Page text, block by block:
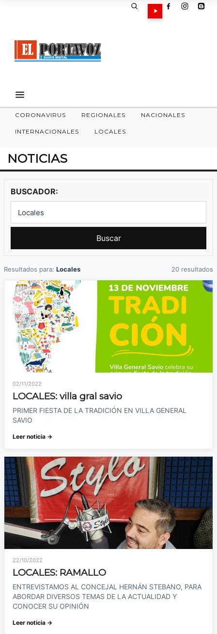
CORONAVIRUS REGIONALES NACIONALES
INTERNACIONALES LOCALES
NOTICIAS
BUSCADOR:
Buscar
Resultados para: Locales 20 resultados
02/11/2022
LOCALES: villa gral savio
PRIMER FIESTA DE LA TRADICIÓN EN VILLA GENERAL
SAVIO
Leer noticia →
22/10/2022
LOCALES: RAMALLO
ENTREVISTAMOS AL CONCEJAL HERNÁN STEBANO, PARA
ABORDAR DIVERSOS TEMAS DE LA ACTUALIDAD Y
CONOCER SU OPINIÓN
Leer noticia →